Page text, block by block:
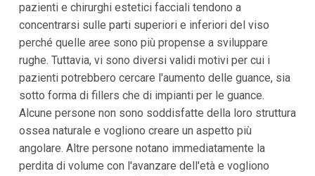
pazienti e chirurghi estetici facciali tendono a
concentrarsi sulle parti superiori e inferiori del viso
perché quelle aree sono più propense a sviluppare
rughe. Tuttavia, vi sono diversi validi motivi per cui i
pazienti potrebbero cercare l'aumento delle guance, sia
sotto forma di fillers che di impianti per le guance.
Alcune persone non sono soddisfatte della loro struttura
ossea naturale e vogliono creare un aspetto più
angolare. Altre persone notano immediatamente la
perdita di volume con l'avanzare dell'età e vogliono